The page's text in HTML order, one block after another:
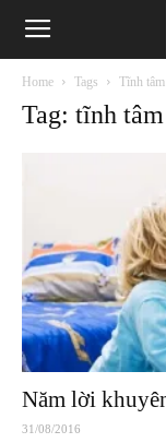
Phanxicô
Home Tags Tĩnh tâm
Tag: tĩnh tâm
Năm lời
31/08/2016